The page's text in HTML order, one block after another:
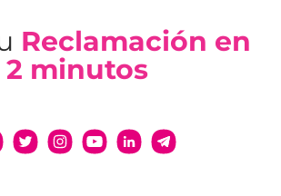
Reclamación en
2 minutos